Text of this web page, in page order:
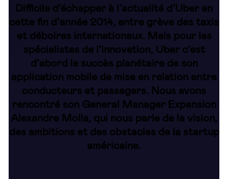
Difficile d’échapper à l’actualité d’Uber en
cette fin d’année 2014, entre grève des taxis
et déboires internationaux. Mais pour les
spécialistes de l’innovation, Uber c’est
d’abord le succès planétaire de son
application mobile de mise en relation entre
conducteurs et passagers. Nous avons
rencontré son General Manager Expansion
Alexandre Molla, qui nous parle de la vision,
des ambitions et des obstacles de la startup
américaine.